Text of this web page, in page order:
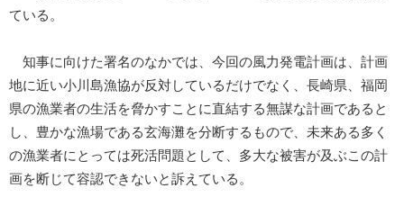
ている。
知事に向けた署名のなかでは、今回の風力発電計画は、計画
地に近い小川島漁協が反対しているだけでなく、長崎県、福岡
県の漁業者の生活を脅かすことに直結する無謀な計画であると
し、豊かな漁場である玄海灘を分断するもので、未来ある多く
の漁業者にとっては死活問題として、多大な被害が及ぶこの計
画を断じて容認できないと訴えている。